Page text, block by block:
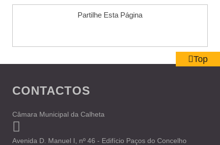
Partilhe Esta Página
CONTACTOS
Câmara Municipal da Calheta
Avenida D. Manuel I, nº 46 - Edifício Paços do Concelho
Top